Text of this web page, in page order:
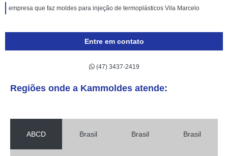
empresa que faz moldes para injeção de termoplásticos Vila Marcelo
Entre em contato
(47) 3437-2419
Regiões onde a Kammoldes atende:
ABCD Brasil Brasil Brasil